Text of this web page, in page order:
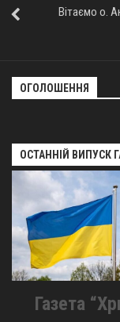
Вітаємо о.
ОГОЛОШЕННЯ
ОСТАННІЙ ВИПУСК
Газета